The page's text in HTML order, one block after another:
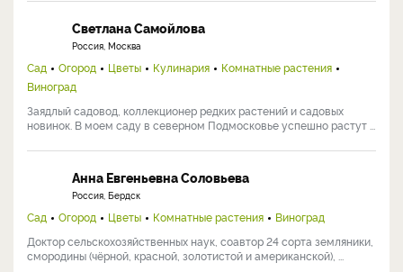
Светлана Самойлова
Россия, Москва
Сад Огород Цветы Кулинария
Комнатные растения
Виноград
Заядлый садовод, коллекционер редких растений и садовых
новинок. В моем саду в северном Подмосковье успешно растут ...
Анна Евгеньевна Соловьева
Россия, Бердск
Сад Огород Цветы Комнатные растения
Виноград
Доктор сельскохозяйственных наук, соавтор 24 сорта земляники,
смородины (чёрной, красной, золотистой и американской), ...